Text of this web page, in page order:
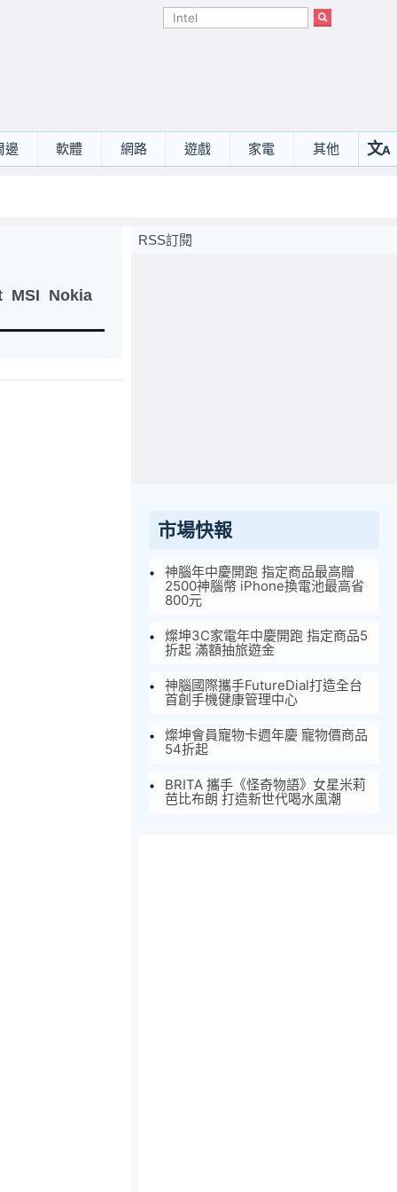
邊 軟體 網路 遊戲 家電 其他 文A
MSI Nokia
RSS訂閱
市場快報
神腦年中慶開跑 指定商品最高贈
2500神腦幣 iPhone換電池最高省
800元
燦坤3C家電年中慶開跑 指定商品5
折起 滿額抽旅遊金
神腦國際攜手FutureDial打造全台
首創手機健康管理中心
燦坤會員寵物卡週年慶 寵物價商品
54折起
BRITA 攜手《怪奇物語》女星米莉
芭比布朗 打造新世代喝水風潮